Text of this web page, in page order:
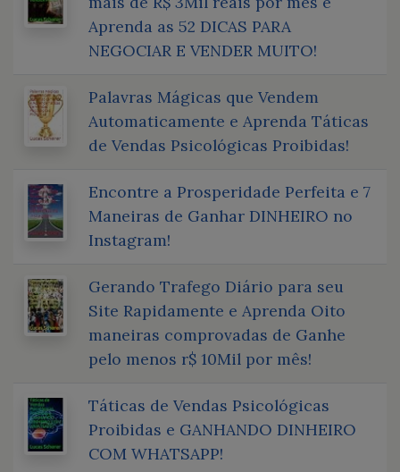
Aprenda as 52 DICAS PARA
NEGOCIAR E VENDER MUITO!
Palavras Mágicas que Vendem
Automaticamente e Aprenda Táticas
de Vendas Psicológicas Proibidas!
Encontre a Prosperidade Perfeita e 7
Maneiras de Ganhar DINHEIRO no
Instagram!
Gerando Trafego Diário para seu
Site Rapidamente e Aprenda Oito
maneiras comprovadas de Ganhe
pelo menos r$ 10Mil por mês!
Táticas de Vendas Psicológicas
Proibidas e GANHANDO DINHEIRO
COM WHATSAPP!